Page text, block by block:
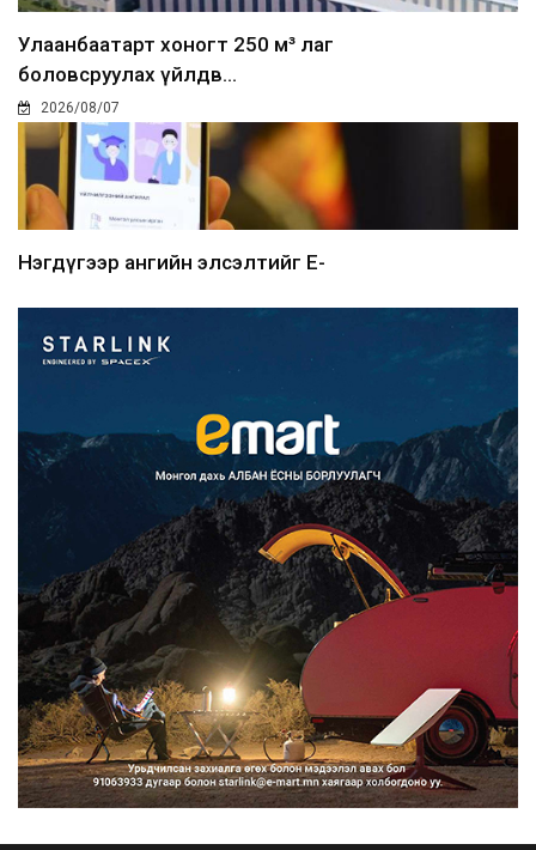
Улаанбаатарт хоногт 250 м³ лаг
боловсруулах үйлдв...
2026/08/07
Нэгдүгээр ангийн элсэлтийг E-
Францад иргэд рүү зөвшөөрөлгүй
сурталчилгааны дууд...
2026/08/07
Нийтийн тээврийн Ч:19А чиглэлийн
замналд түр хугац...
2026/08/07